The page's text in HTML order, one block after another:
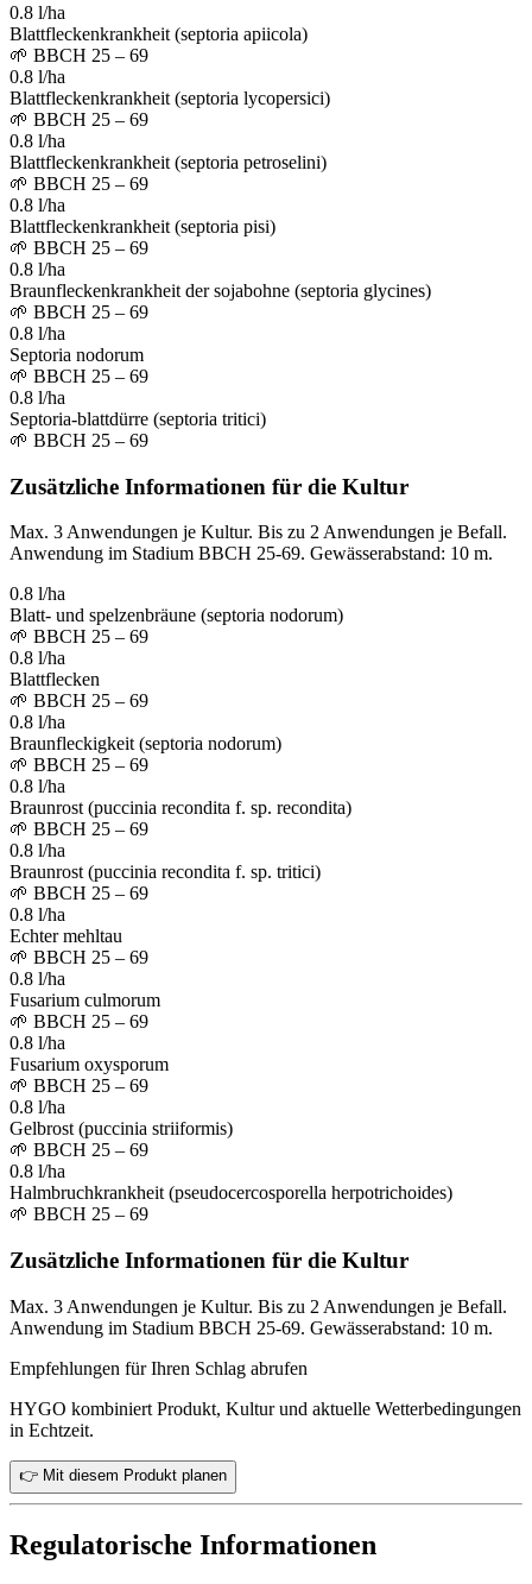
0.8 l/ha
Blattfleckenkrankheit (septoria apiicola)
🌱 BBCH 25 – 69
0.8 l/ha
Blattfleckenkrankheit (septoria lycopersici)
🌱 BBCH 25 – 69
0.8 l/ha
Blattfleckenkrankheit (septoria petroselini)
🌱 BBCH 25 – 69
0.8 l/ha
Blattfleckenkrankheit (septoria pisi)
🌱 BBCH 25 – 69
0.8 l/ha
Braunfleckenkrankheit der sojabohne (septoria glycines)
🌱 BBCH 25 – 69
0.8 l/ha
Septoria nodorum
🌱 BBCH 25 – 69
0.8 l/ha
Septoria-blattdürre (septoria tritici)
🌱 BBCH 25 – 69
Zusätzliche Informationen für die Kultur
Max. 3 Anwendungen je Kultur. Bis zu 2 Anwendungen je Befall.
Anwendung im Stadium BBCH 25-69. Gewässerabstand: 10 m.
0.8 l/ha
Blatt- und spelzenbräune (septoria nodorum)
🌱 BBCH 25 – 69
0.8 l/ha
Blattflecken
🌱 BBCH 25 – 69
0.8 l/ha
Braunfleckigkeit (septoria nodorum)
🌱 BBCH 25 – 69
0.8 l/ha
Braunrost (puccinia recondita f. sp. recondita)
🌱 BBCH 25 – 69
0.8 l/ha
Braunrost (puccinia recondita f. sp. tritici)
🌱 BBCH 25 – 69
0.8 l/ha
Echter mehltau
🌱 BBCH 25 – 69
0.8 l/ha
Fusarium culmorum
🌱 BBCH 25 – 69
0.8 l/ha
Fusarium oxysporum
🌱 BBCH 25 – 69
0.8 l/ha
Gelbrost (puccinia striiformis)
🌱 BBCH 25 – 69
0.8 l/ha
Halmbruchkrankheit (pseudocercosporella herpotrichoides)
🌱 BBCH 25 – 69
Zusätzliche Informationen für die Kultur
Max. 3 Anwendungen je Kultur. Bis zu 2 Anwendungen je Befall.
Anwendung im Stadium BBCH 25-69. Gewässerabstand: 10 m.
Empfehlungen für Ihren Schlag abrufen
HYGO kombiniert Produkt, Kultur und aktuelle Wetterbedingungen
in Echtzeit.
👉 Mit diesem Produkt planen
Regulatorische Informationen